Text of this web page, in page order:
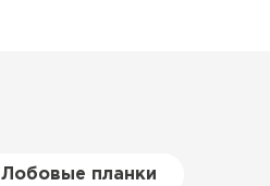
Лобовые планки